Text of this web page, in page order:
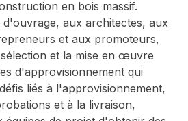
en bois massif.
d'ouvrage, aux architectes, aux
et aux promoteurs,
et la mise en œuvre
d'approvisionnement qui
liés à l'approvisionnement,
et à la livraison,